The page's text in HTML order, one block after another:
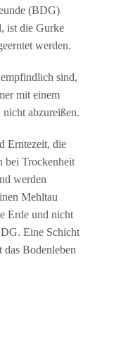
(BDG)
ist die Gurke
werden.
empfindlich sind,
mit einem
nicht abzureißen.
Erntezeit, die
bei Trockenheit
werden
Mehltau
Erde und nicht
Eine Schicht
Bodenleben